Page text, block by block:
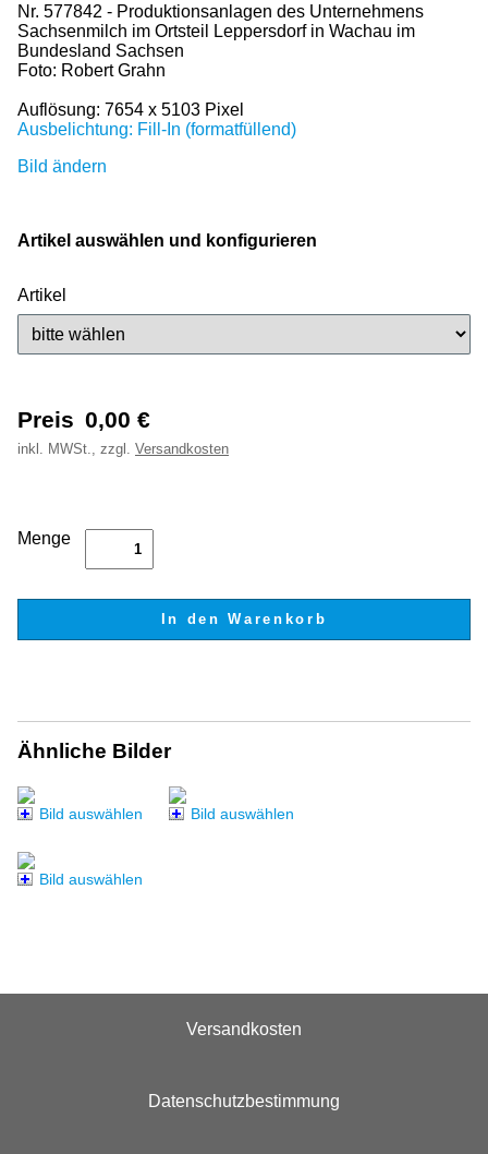
Nr. 577842 - Produktionsanlagen des Unternehmens
Sachsenmilch im Ortsteil Leppersdorf in Wachau im
Bundesland Sachsen
Foto: Robert Grahn
Auflösung: 7654 x 5103 Pixel
Ausbelichtung: Fill-In (formatfüllend)
Bild ändern
Artikel auswählen und konfigurieren
Artikel
Preis 0,00 €
inkl. MWSt., zzgl. Versandkosten
Menge
Ähnliche Bilder
Bild auswählen Bild auswählen
Bild auswählen
Versandkosten
Datenschutzbestimmung